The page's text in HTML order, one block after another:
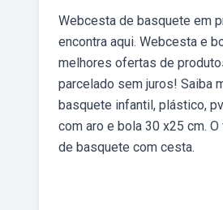
Webcesta de basquete em
encontra aqui. Webcesta e
melhores ofertas de
parcelado sem juros! Saiba
basquete infantil, plástico,
com aro e bola 30 x25 cm.
de basquete com cesta.